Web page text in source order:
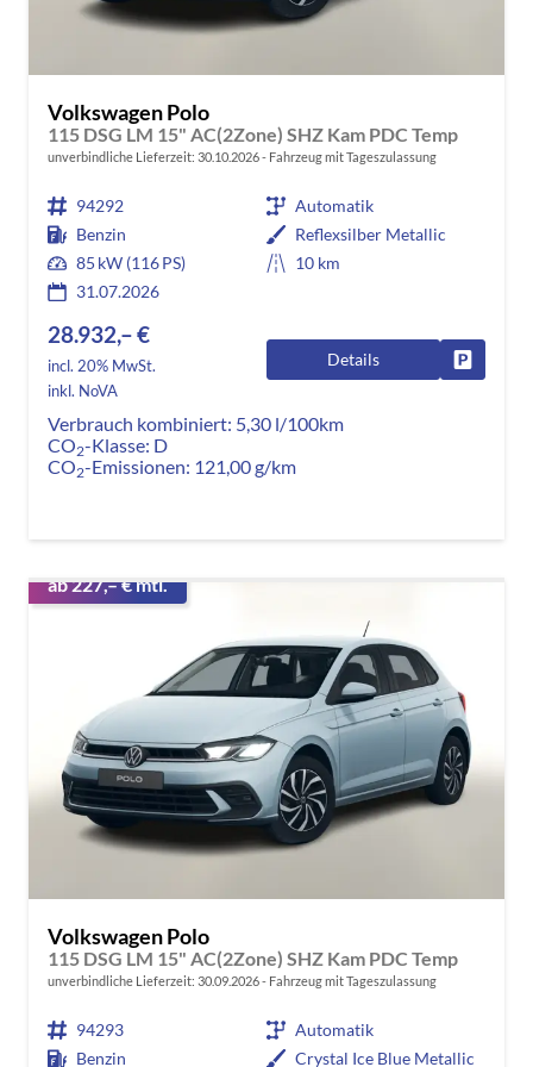
Volkswagen Polo
115 DSG LM 15" AC(2Zone) SHZ Kam PDC Temp
unverbindliche Lieferzeit: 30.10.2026 Fahrzeug mit Tageszulassung
94292
Automatik
Benzin
Reflexsilber Metallic
85 kW (116 PS)
10 km
31.07.2026
28.932,– €
incl. 20% MwSt.
inkl. NoVA
Details
Verbrauch kombiniert: 5,30 l/100km
CO2-Klasse: D
CO2-Emissionen: 121,00 g/km
ab 227,– € mtl.
Volkswagen Polo
115 DSG LM 15" AC(2Zone) SHZ Kam PDC Temp
unverbindliche Lieferzeit: 30.09.2026 Fahrzeug mit Tageszulassung
94293
Automatik
Benzin
Crystal Ice Blue Metallic